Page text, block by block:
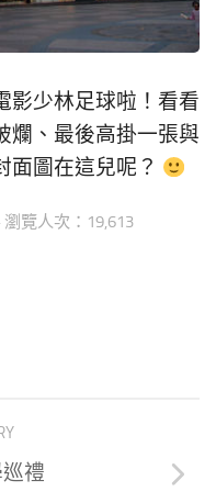
影少林足球啦！看看
爛、最後高掛一張與
面圖在這兒呢？
· 瀏覽人次：19,613
禮